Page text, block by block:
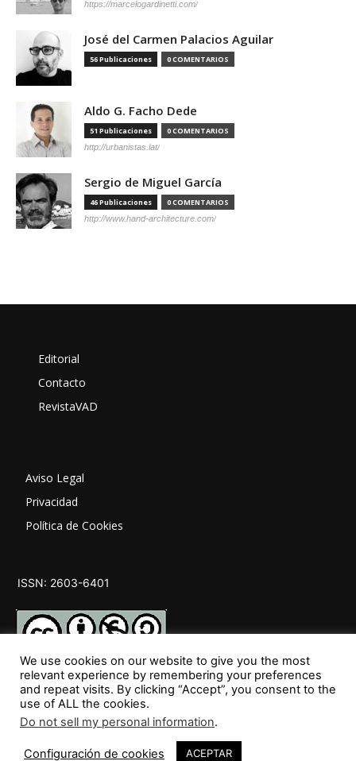
https://marcelogardinetti.com/
José del Carmen Palacios Aguilar
56 Publicaciones 0 COMENTARIOS
Aldo G. Facho Dede
51 Publicaciones 0 COMENTARIOS
http://urbanistas.lat/
Sergio de Miguel García
46 Publicaciones 0 COMENTARIOS
http://www.hand-architecture.com/
Editorial
Contacto
RevistaVAD
Aviso Legal
Privacidad
Política de Cookies
ISSN: 2603-6401
SÍGUENOS
We use cookies on our website to give you the most
relevant experience by remembering your preferences
and repeat visits. By clicking “Accept”, you consent to the
use of ALL the cookies.
Do not sell my personal information.
Configuración de cookies ACEPTAR